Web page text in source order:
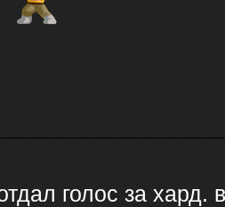
голос за хард.